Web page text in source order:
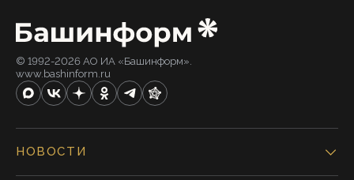
© 1992-2026 АО ИА «Башинформ».
www.bashinform.ru
НОВОСТИ